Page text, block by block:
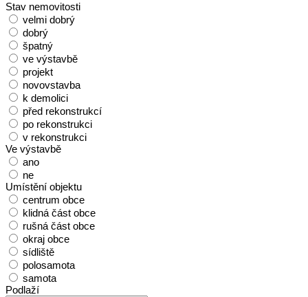
Stav nemovitosti
velmi dobrý
dobrý
špatný
ve výstavbě
projekt
novovstavba
k demolici
před rekonstrukcí
po rekonstrukci
v rekonstrukci
Ve výstavbě
ano
ne
Umístění objektu
centrum obce
klidná část obce
rušná část obce
okraj obce
sídliště
polosamota
samota
Podlaží